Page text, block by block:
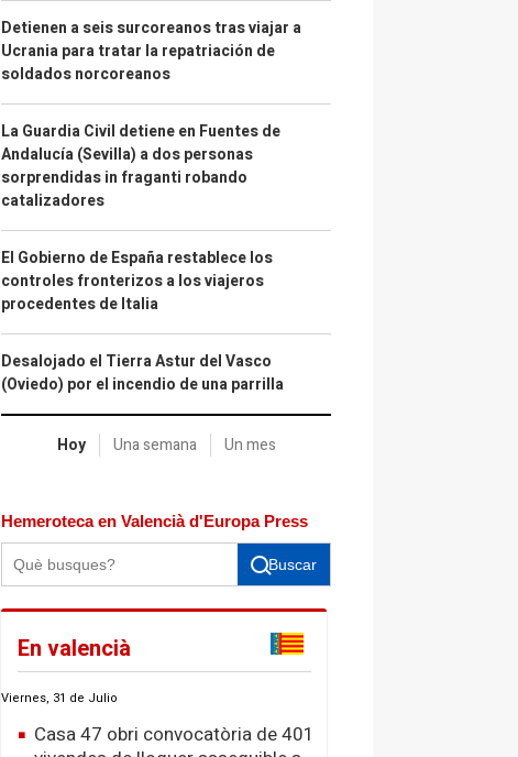
Detienen a seis surcoreanos tras viajar a
Ucrania para tratar la repatriación de
soldados norcoreanos
La Guardia Civil detiene en Fuentes de
Andalucía (Sevilla) a dos personas
sorprendidas in fraganti robando
catalizadores
El Gobierno de España restablece los
controles fronterizos a los viajeros
procedentes de Italia
Desalojado el Tierra Astur del Vasco
(Oviedo) por el incendio de una parrilla
Hoy Una semana Un mes
Hemeroteca en Valencià d'Europa Press
Buscar
En valencià
Viernes, 31 de Julio
Casa 47 obri convocatòria de 401